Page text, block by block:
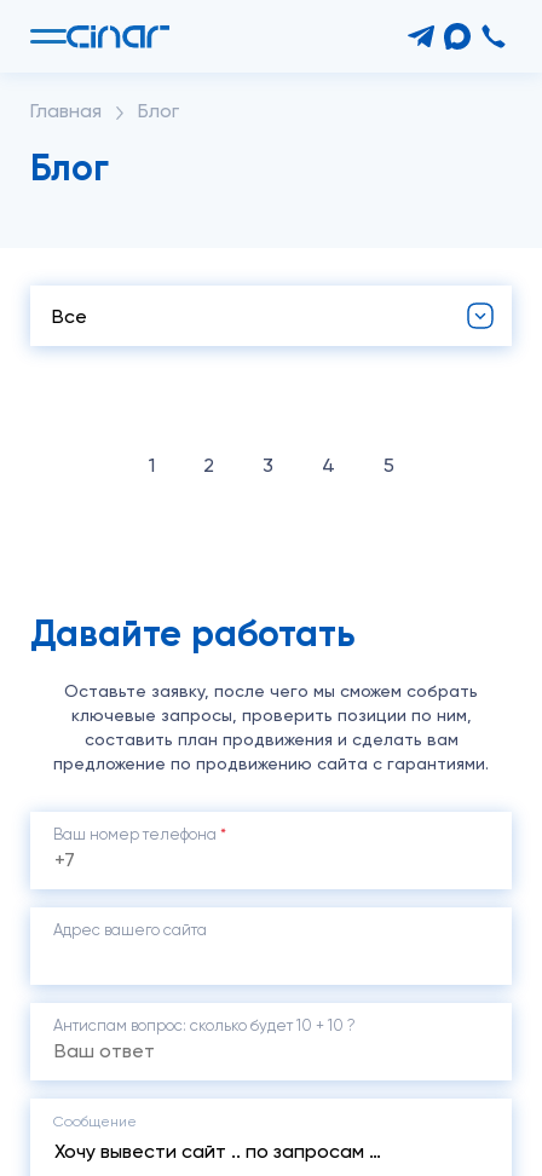
Главная Блог
Блог
Все
1 2 3 4 5
Давайте работать
Оставьте заявку, после чего мы сможем собрать
ключевые запросы, проверить позиции по ним,
составить план продвижения и сделать вам
предложение по продвижению сайта с гарантиями.
Ваш номер телефона *
Адрес вашего сайта
Антиспам вопрос: cколько будет 10 + 10 ?
Сообщение